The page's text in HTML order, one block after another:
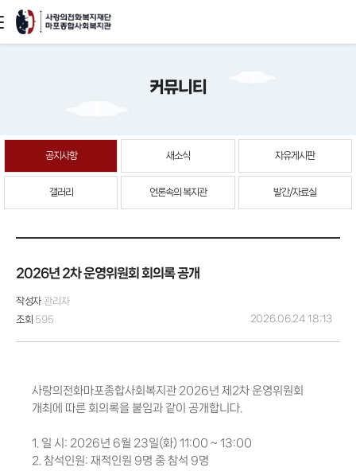
본문
커뮤니티
공지사항 새소식 자유게시판
갤러리 언론속의 복지관 발간/자료실
2026년 2차 운영위원회 회의록 공개
2026.06.24 18:13
작성자 관리자
조회 595
사랑의전화마포종합사회복지관 2026년 제2차 운영위원회
개최에 따른 회의록을 붙임과 같이 공개합니다.
1. 일 시: 2026년 6월 23일(화) 11:00 ~ 13:00
2. 참석인원: 재적인원 9명 중 참석 9명